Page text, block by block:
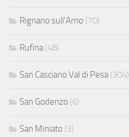
Rignano sull'Arno (70)
Rufina(48)
San Casciano Val di Pesa(304)
San Godenzo (6)
San Miniato (3)